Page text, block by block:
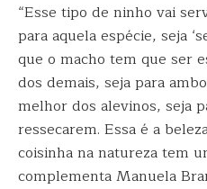
“Esse tipo de ninho vai
para aquela espécie, seja
que o macho tem que ser
dos demais, seja para
melhor dos alevinos, seja
ressecarem. Essa é a
coisinha na natureza tem
complementa Manuela